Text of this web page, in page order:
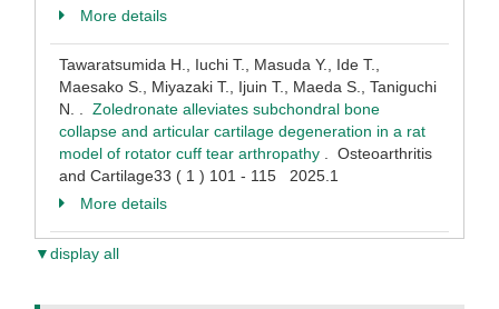
More details
Tawaratsumida H., Iuchi T., Masuda Y., Ide T.,
Maesako S., Miyazaki T., Ijuin T., Maeda S., Taniguchi
N. . Zoledronate alleviates subchondral bone
collapse and articular cartilage degeneration in a rat
model of rotator cuff tear arthropathy . Osteoarthritis
and Cartilage33 ( 1 ) 101 - 115 2025.1
More details
▼display all